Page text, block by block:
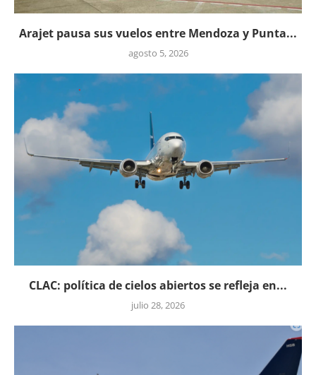
Arajet pausa sus vuelos entre Mendoza y Punta...
agosto 5, 2026
CLAC: política de cielos abiertos se refleja en...
julio 28, 2026